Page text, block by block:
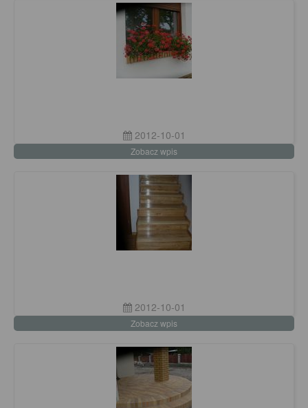
2012-10-01
Zobacz wpis
2012-10-01
Zobacz wpis